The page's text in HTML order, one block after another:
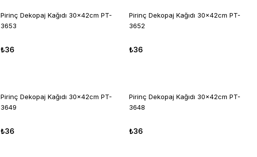
Pirinç Dekopaj Kağıdı 30x42cm PT-
3653
₺36
Pirinç Dekopaj Kağıdı 30x42cm PT-
3652
₺36
Pirinç Dekopaj Kağıdı 30x42cm PT-
3649
₺36
Pirinç Dekopaj Kağıdı 30x42cm PT-
3648
₺36